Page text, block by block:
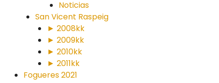
Noticias
San Vicent Raspeig
► 2008kk
► 2009kk
► 2010kk
► 2011kk
Fogueres 2021